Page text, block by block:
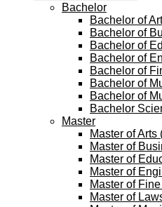
Bachelor
Bachelor of
Bachelor of
Bachelor of
Bachelor of
Bachelor of
Bachelor of
Bachelor of
Bachelor
Master
Master of Arts
Master of
Master of
Master of
Master of
Master of